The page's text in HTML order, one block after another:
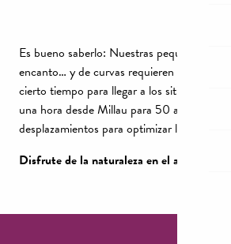
Es bueno saberlo: Nuestras pequeñas
encanto… y de curvas requieren un poco
cierto tiempo para llegar a los sitios de
una hora desde Millau para 50 a 60 kms)
desplazamientos para optimizar la
Disfrute de la naturaleza en el agua